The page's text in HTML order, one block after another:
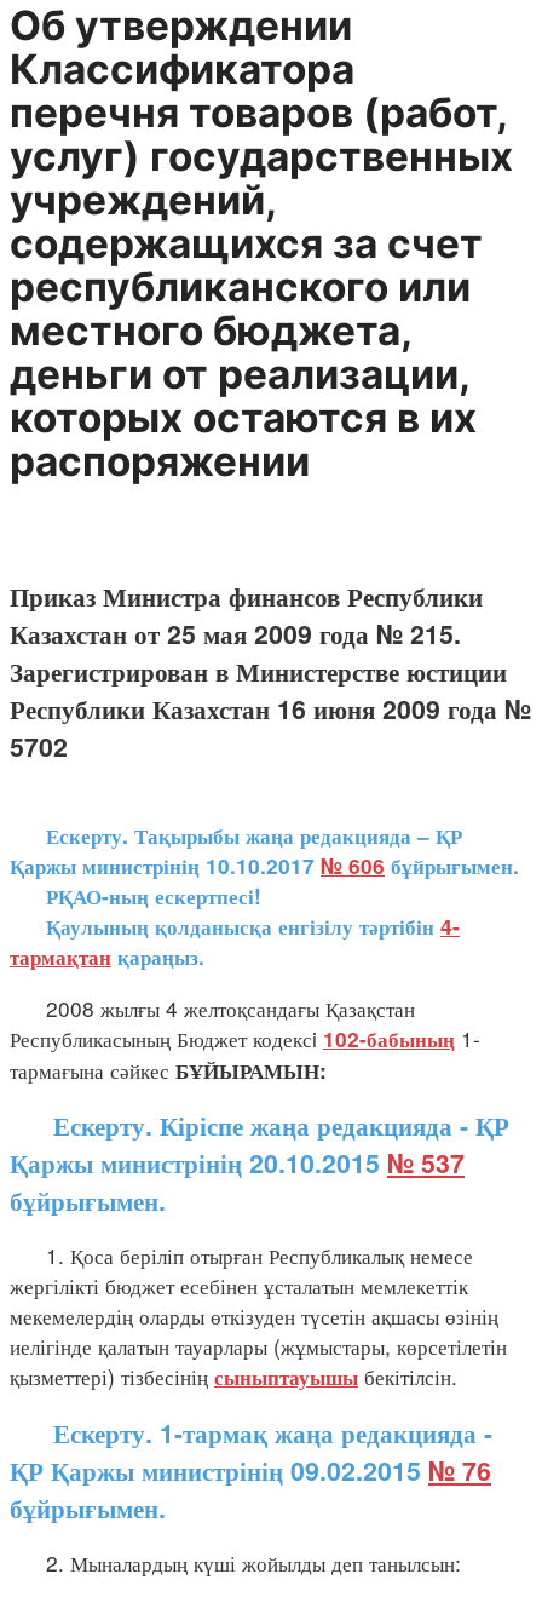
Об утверждении
Классификатора
перечня товаров (работ,
услуг) государственных
учреждений,
содержащихся за счет
республиканского или
местного бюджета,
деньги от реализации,
которых остаются в их
распоряжении
Приказ Министра финансов Республики
Казахстан от 25 мая 2009 года № 215.
Зарегистрирован в Министерстве юстиции
Республики Казахстан 16 июня 2009 года №
5702
Ескерту. Тақырыбы жаңа редакцияда – ҚР
Қаржы министрінің 10.10.2017 № 606 бұйрығымен.
РҚАО-ның ескертпесі!
Қаулының қолданысқа енгізілу тәртібін 4-
тармақтан қараңыз.
2008 жылғы 4 желтоқсандағы Қазақстан
Республикасының Бюджет кодексi 102-бабының 1-
тармағына сәйкес БҰЙЫРАМЫН:
Ескерту. Кіріспе жаңа редакцияда - ҚР
Қаржы министрінің 20.10.2015 № 537
бұйрығымен.
1. Қоса беріліп отырған Республикалық немесе
жергілікті бюджет есебінен ұсталатын мемлекеттік
мекемелердің оларды өткізуден түсетін ақшасы өзінің
иелігінде қалатын тауарлары (жұмыстары, көрсетілетін
қызметтері) тізбесінің сыныптауышы бекітілсін.
Ескерту. 1-тармақ жаңа редакцияда -
ҚР Қаржы министрінің 09.02.2015 № 76
бұйрығымен.
2. Мыналардың күші жойылды деп танылсын: